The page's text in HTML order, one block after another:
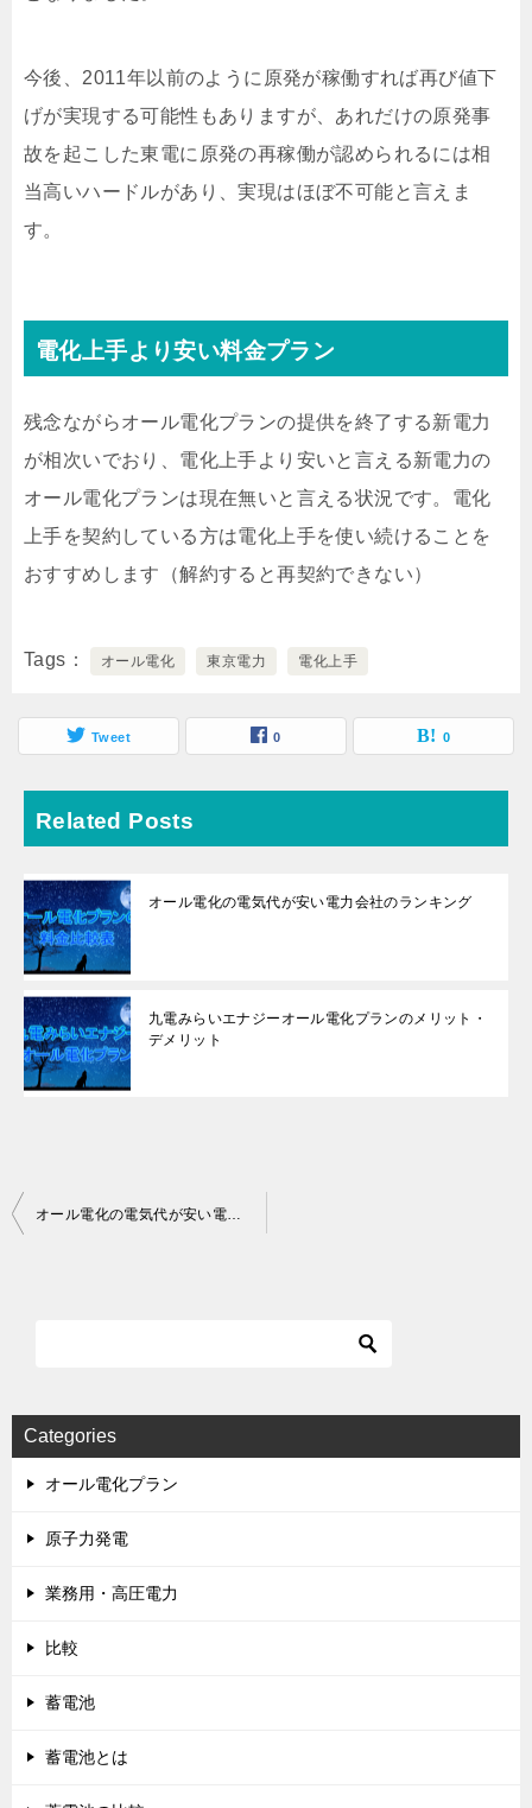
今後、2011年以前のように原発が稼働すれば再び値下
げが実現する可能性もありますが、あれだけの原発事
故を起こした東電に原発の再稼働が認められるには相
当高いハードルがあり、実現はほぼ不可能と言えま
す。
電化上手より安い料金プラン
残念ながらオール電化プランの提供を終了する新電力
が相次いでおり、電化上手より安いと言える新電力の
オール電化プランは現在無いと言える状況です。電化
上手を契約している方は電化上手を使い続けることを
おすすめします（解約すると再契約できない）
Tags オール電化 東京電力 電化上手
Tweet 0 0
Related Posts
オール電化の電気代が安い電力会社のランキング
九電みらいエナジーオール電化プランのメリット・
デメリット
Post
オール電化の電気代が安い電力会社のランキング
Categories
オール電化プラン
原子力発電
業務用・高圧電力
比較
蓄電池
蓄電池とは